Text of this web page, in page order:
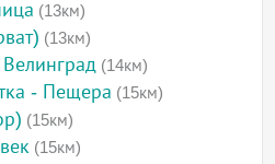
(13км)
(13км)
Велинград (14км)
- Пещера (15км)
(15км)
(15км)